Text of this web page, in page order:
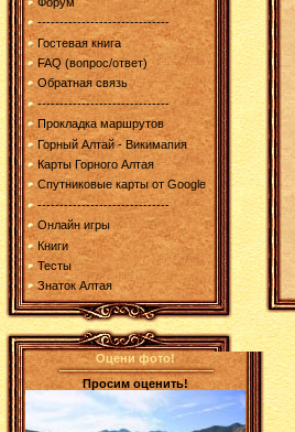
------------------------------
Гостевая книга
FAQ (вопрос/ответ)
Обратная связь
------------------------------
Прокладка маршрутов
Горный Алтай - Викимапия
Карты Горного Алтая
Спутниковые карты от Google
------------------------------
Онлайн игры
Книги
Тесты
Знаток Алтая
Оцени фото!
Просим оценить!